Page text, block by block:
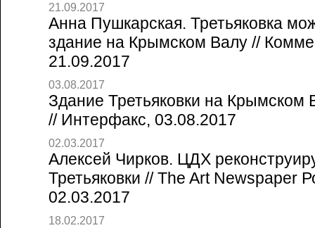
21.09.2017
Анна Пушкарская. Третьяковка
здание на Крымском Валу //
21.09.2017
03.08.2017
Здание Третьяковки на Крымском
// Интерфакс, 03.08.2017
02.03.2017
Алексей Чирков. ЦДХ
Третьяковки // The Art Newspaper
02.03.2017
18.02.2017